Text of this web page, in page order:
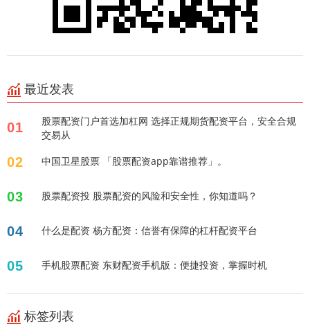
最近发表
01
股票配资门户首选加杠网 选择正规期货配资平台，安全合规
交易从
02 中国卫星股票 「股票配资app靠谱推荐」。
03 股票配资投 股票配资的风险和安全性，你知道吗？
04 什么是配资 杨方配资：信誉有保障的杠杆配资平台
05 手机股票配资 东财配资手机版：便捷投资，掌握时机
标签列表